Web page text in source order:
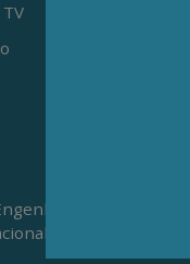
da
da Petrobrás e